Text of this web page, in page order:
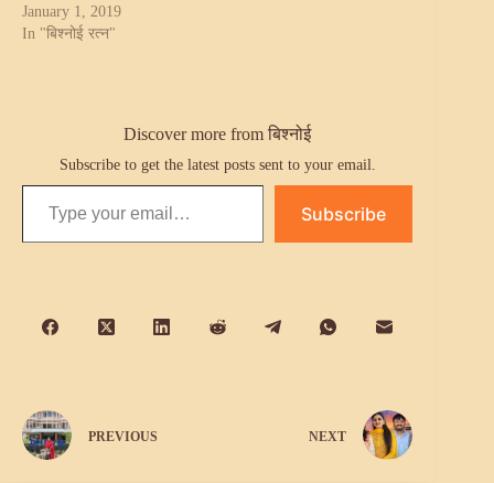
January 1, 2019
In "बिश्नोई रत्न"
Discover more from बिश्नोई
Subscribe to get the latest posts sent to your email.
Type your email…
Subscribe
PREVIOUS NEXT